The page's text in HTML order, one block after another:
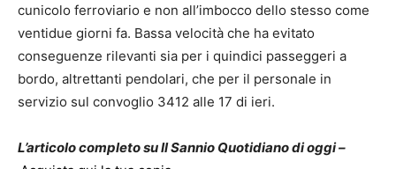
cunicolo ferroviario e non all’imbocco dello stesso come
ventidue giorni fa. Bassa velocità che ha evitato
conseguenze rilevanti sia per i quindici passeggeri a
bordo, altrettanti pendolari, che per il personale in
servizio sul convoglio 3412 alle 17 di ieri.
L’articolo completo su Il Sannio Quotidiano di oggi –